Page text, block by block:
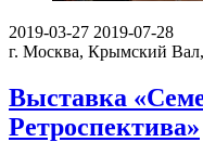
2019-03-27 2019-07-28
г. Москва, Крымский
Выставка
Ретроспектива»